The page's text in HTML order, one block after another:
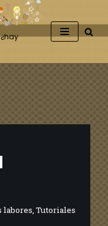
labores Tutoriales